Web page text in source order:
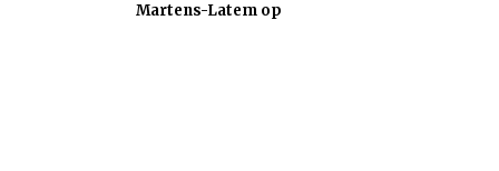
Martens-Latem op